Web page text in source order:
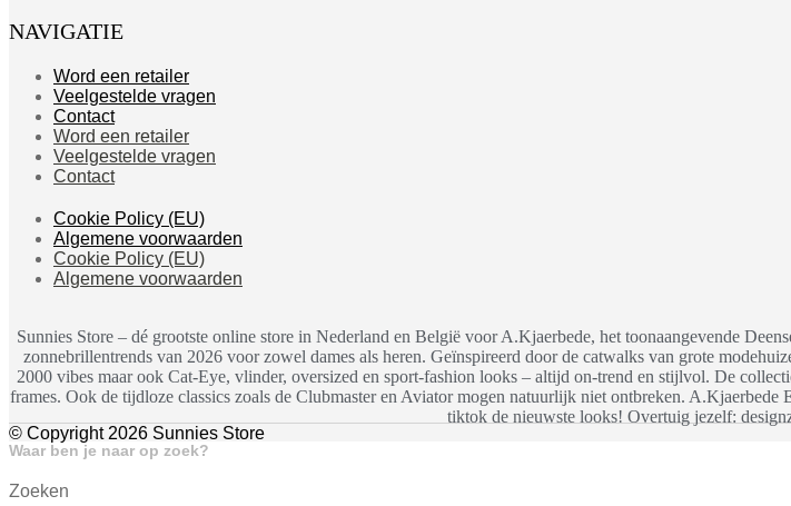
NAVIGATIE
Word een retailer
Veelgestelde vragen
Contact
Word een retailer
Veelgestelde vragen
Contact
Cookie Policy (EU)
Algemene voorwaarden
Cookie Policy (EU)
Algemene voorwaarden
Sunnies Store – dé grootste online store in Nederland en België voor A.Kjaerbede, het toonaangevende
zonnebrillentrends van 2026 voor zowel dames als heren. Geïnspireerd door de catwalks van grote
2000 vibes maar ook Cat-Eye, vlinder, oversized en sport-fashion looks – altijd on-trend en stijlvol. De
frames. Ook de tijdloze classics zoals de Clubmaster en Aviator mogen natuurlijk niet ontbreken.
tiktok de nieuwste looks! Overtuig jezelf:
© Copyright 2026 Sunnies Store
Waar ben je naar op zoek?
Zoeken